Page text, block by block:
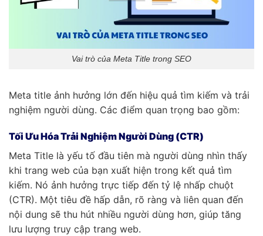
Vai trò của Meta Title trong SEO
Meta title ảnh hưởng lớn đến hiệu quả tìm kiếm và trải
nghiệm người dùng. Các điểm quan trọng bao gồm:
Tối Ưu Hóa Trải Nghiệm Người Dùng (CTR)
Meta Title là yếu tố đầu tiên mà người dùng nhìn thấy
khi trang web của bạn xuất hiện trong kết quả tìm
kiếm. Nó ảnh hưởng trực tiếp đến tỷ lệ nhấp chuột
(CTR). Một tiêu đề hấp dẫn, rõ ràng và liên quan đến
nội dung sẽ thu hút nhiều người dùng hơn, giúp tăng
lưu lượng truy cập trang web.